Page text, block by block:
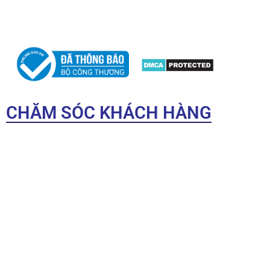
CHĂM SÓC KHÁCH HÀNG